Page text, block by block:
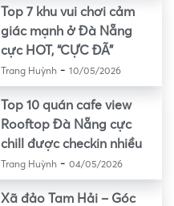
Top 7 khu vui chơi cảm
giác mạnh ở Đà Nẵng
cực HOT, “CỰC ĐÃ”
Trang Huỳnh- 10/05/2026
Top 10 quán cafe view
Rooftop Đà Nẵng cực
chill được checkin nhiều
Trang Huỳnh- 04/05/2026
Xã đảo Tam Hải – Góc